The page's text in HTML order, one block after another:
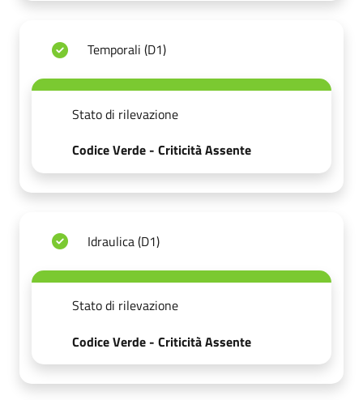
Temporali (D1)
Stato di rilevazione
Codice Verde - Criticità Assente
Idraulica (D1)
Stato di rilevazione
Codice Verde - Criticità Assente